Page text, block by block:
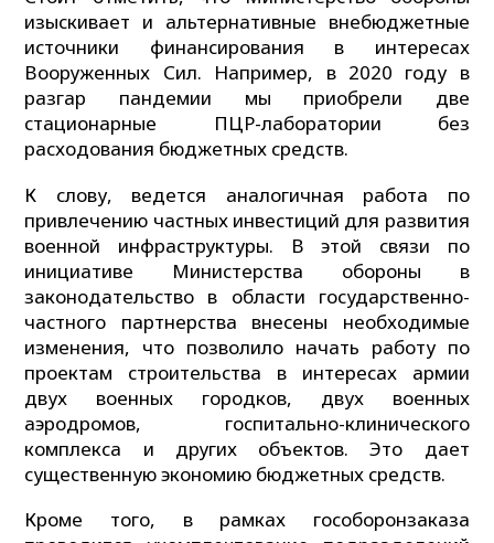
изыскивает и альтернативные внебюджетные
источники финансирования в интересах
Вооруженных Сил. Например, в 2020 году в
разгар пандемии мы приобрели две
стационарные ПЦР-лаборатории без
расходования бюджетных средств.
К слову, ведется аналогичная работа по
привлечению частных инвестиций для развития
военной инфраструктуры. В этой связи по
инициативе Министерства обороны в
законодательство в области государственно-
частного партнерства внесены необходимые
изменения, что позволило начать работу по
проектам строительства в интересах армии
двух военных городков, двух военных
аэродромов, госпитально-клинического
комплекса и других объектов. Это дает
существенную экономию бюджетных средств.
Кроме того, в рамках гособоронзаказа